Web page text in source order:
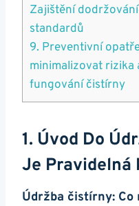
Zajištění
standardů
9. Preventivní
minimalizovat
fungování čistírny
1. Úvod Do
Je Pravidelná
Údržba čistírny: